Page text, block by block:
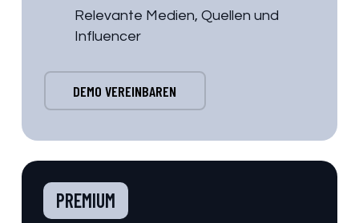
Relevante Medien, Quellen und
Influencer
DEMO VEREINBAREN
PREMIUM